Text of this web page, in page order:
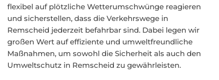
flexibel auf plötzliche Wetterumschwünge reagieren
und sicherstellen, dass die Verkehrswege in
Remscheid jederzeit befahrbar sind. Dabei legen wir
großen Wert auf effiziente und umweltfreundliche
Maßnahmen, um sowohl die Sicherheit als auch den
Umweltschutz in Remscheid zu gewährleisten.